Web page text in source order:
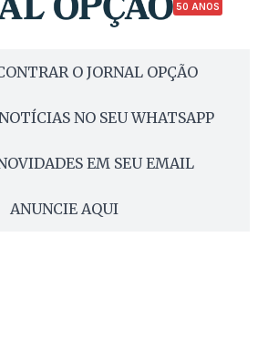
50 ANOS
O JORNAL OPÇÃO
NO SEU WHATSAPP
EM SEU EMAIL
ANUNCIE AQUI